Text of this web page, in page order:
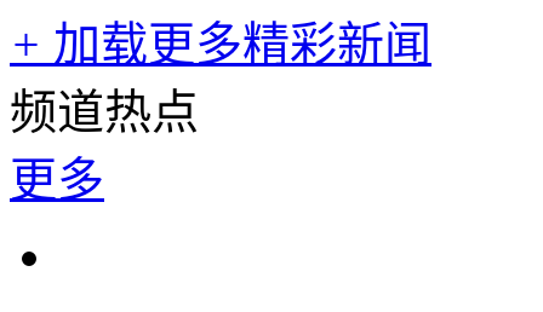
+ 加载更多精彩新闻
频道热点
更多